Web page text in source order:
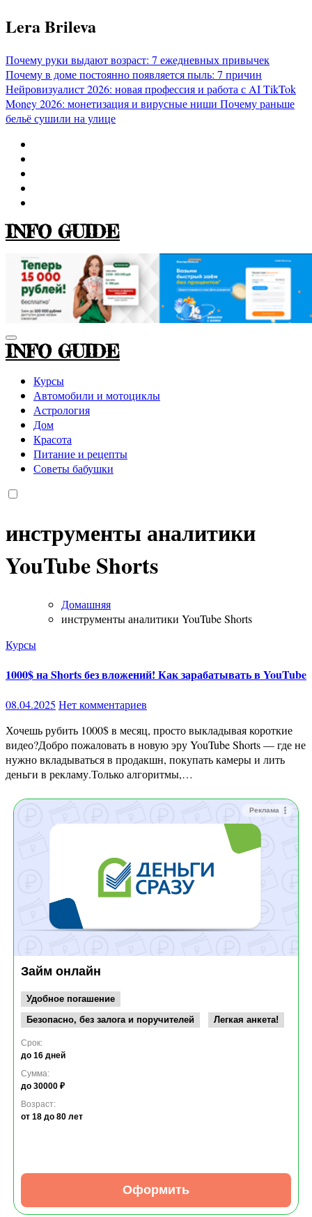
Перейти
к
Lera Brileva
Почему руки выдают возраст: 7 ежедневных привычек
Почему в доме постоянно появляется пыль: 7 причин
Нейровизуалист 2026: новая профессия и работа с AITikTok
Money 2026: монетизация и вирусные ниши Почему раньше
бельё сушили на улице
INFO GUIDE
INFO GUIDE
Курсы
Автомобили и мотоциклы
Астрология
Дом
Красота
Питание и рецепты
Советы бабушки
инструменты аналитики
YouTube Shorts
Домашняя
инструменты аналитики YouTube Shorts
Курсы
1000$ на Shorts без вложений! Как зарабатывать в YouTube
08.04.2025 Нет комментариев
Хочешь рубить 1000$ в месяц, просто выкладывая короткие
видео?Добро пожаловать в новую эру YouTube Shorts — где не
нужно вкладываться в продакшн, покупать камеры и лить
деньги в рекламу.Только алгоритмы,…
Реклама
Займ онлайн
Удобное погашение
Безопасно, без залога и поручителей
Легкая анкета!
Срок:
до 16 дней
Сумма:
до 30000 ₽
Возраст:
от 18 до 80 лет
Оформить